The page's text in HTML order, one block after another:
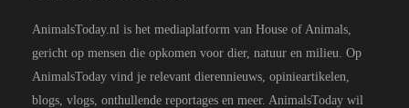
AnimalsToday.nl is het mediaplatform van House of Animals,
gericht op mensen die opkomen voor dier, natuur en milieu. Op
AnimalsToday vind je relevant dierennieuws, opinieartikelen,
blogs, vlogs, onthullende reportages en meer. AnimalsToday wil